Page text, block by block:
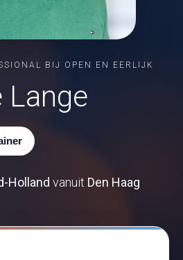
BIJ OPEN EN EERLIJK
Lange
Holland vanuit Den Haag